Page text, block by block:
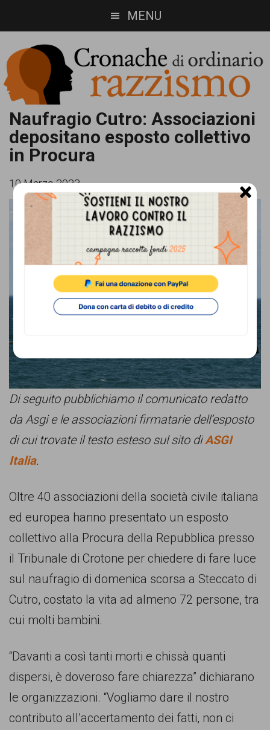
to
main
content
to
footer
MENU
Cronache
di
ordinario
razzismo
Cronachediordinariorazzismo.org
un
sito
informazione,
comunicazione
specificamente
dedicato
al
fenomeno
del
razzismo
curato
da
Lunaria
collaborazione
con
persone,
associazioni
movimenti
che
battono
per
Naufragio Cutro: Associazioni
depositano esposto collettivo
in Procura
10 Marzo 2023
Di seguito pubblichiamo il comunicato redatto
da Asgi e le associazioni firmatarie dell’esposto
di cui trovate il testo esteso sul sito diASGI
Italia.
Oltre 40 associazioni della società civile italiana
ed europea hanno presentato un esposto
collettivo alla Procura della Repubblica presso
il Tribunale di Crotone per chiedere di fare luce
sul naufragio di domenica scorsa a Steccato di
Cutro, costato la vita ad almeno 72 persone, tra
cui molti bambini.
“Davanti a così tanti morti e chissà quanti
dispersi, è doveroso fare chiarezza” dichiarano
le organizzazioni. “Vogliamo dare il nostro
contributo all’accertamento dei fatti, non ci
×